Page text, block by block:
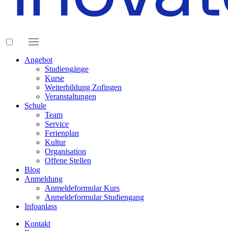
Angebot
Studiengänge
Kurse
Weiterbildung Zofingen
Veranstaltungen
Schule
Team
Service
Ferienplan
Kultur
Organisation
Offene Stellen
Blog
Anmeldung
Anmeldeformular Kurs
Anmeldeformular Studiengang
Infoanlass
Kontakt